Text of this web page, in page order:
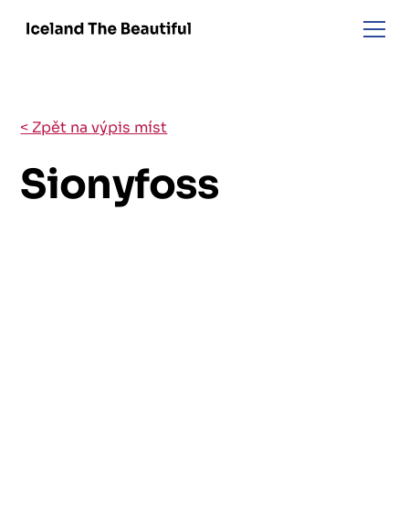
< Zpět na výpis míst
Sionyfoss